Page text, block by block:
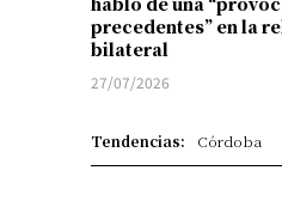
precedentes” en la
bilateral
27/07/2026
Tendencias: Córdoba